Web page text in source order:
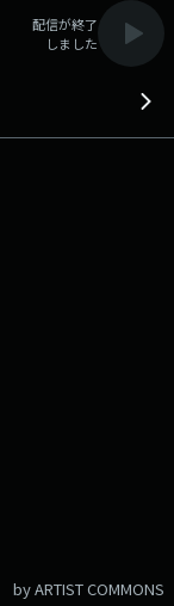
「大阪ステーショ
プレゼン
セージはコチラ
配信が終了
しました
by ARTIST COMMONS